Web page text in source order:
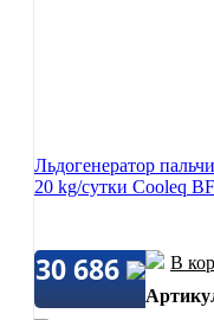
Льдогенератор
20 kg/сутки Cooleq
30 686
В